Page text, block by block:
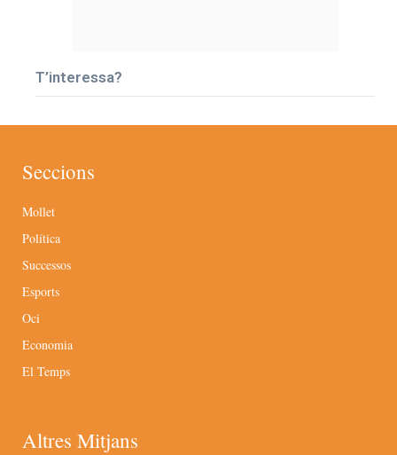
T’interessa?
Seccions
Mollet
Política
Successos
Esports
Oci
Economia
El Temps
Altres Mitjans